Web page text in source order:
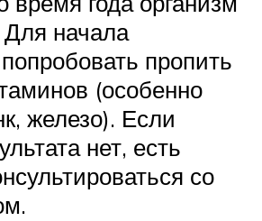
начала
пропить
(особенно
железо). Если
нет, есть
со